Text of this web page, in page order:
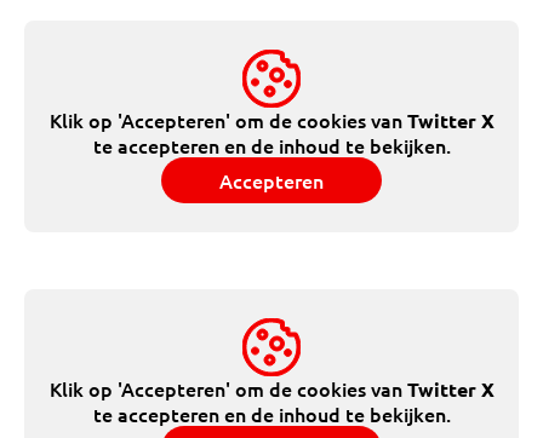
Klik op 'Accepteren' om de cookies vanTwitter X
te accepteren en de inhoud te bekijken.
Accepteren
Klik op 'Accepteren' om de cookies vanTwitter X
te accepteren en de inhoud te bekijken.